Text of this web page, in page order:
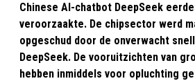
Chinese AI-chatbot DeepSeek
veroorzaakte. De chipsector werd
opgeschud door de onverwacht
DeepSeek. De vooruitzichten van
hebben inmiddels voor opluchting